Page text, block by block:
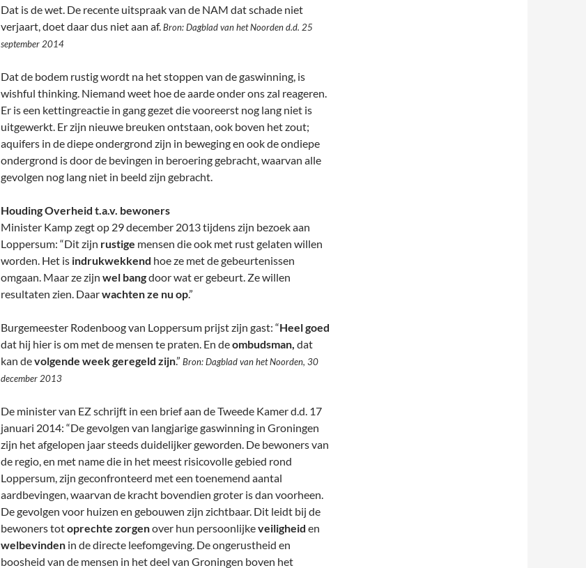
Dat is de wet. De recente uitspraak van de NAM dat schade niet
verjaart, doet daar dus niet aan af.Bron: Dagblad van het Noorden d.d. 25
september 2014
Dat de bodem rustig wordt na het stoppen van de gaswinning, is
wishful thinking. Niemand weet hoe de aarde onder ons zal reageren.
Er is een kettingreactie in gang gezet die vooreerst nog lang niet is
uitgewerkt. Er zijn nieuwe breuken ontstaan, ook boven het zout;
aquifers in de diepe ondergrond zijn in beweging en ook de ondiepe
ondergrond is door de bevingen in beroering gebracht, waarvan alle
gevolgen nog lang niet in beeld zijn gebracht.
Houding Overheid t.a.v. bewoners
Minister Kamp zegt op 29 december 2013 tijdens zijn bezoek aan
Loppersum: “Dit zijn rustige mensen die ook met rust gelaten willen
worden. Het is indrukwekkend hoe ze met de gebeurtenissen
omgaan. Maar ze zijn wel bangdoor wat er gebeurt. Ze willen
resultaten zien. Daarwachten ze nu op.”
Burgemeester Rodenboog van Loppersum prijst zijn gast: “Heel goed
dat hij hier is om met de mensen te praten. En deombudsman, dat
kan devolgende week geregeld zijn.” Bron: Dagblad van het Noorden, 30
december 2013
De minister van EZ schrijft in een brief aan de Tweede Kamer d.d. 17
januari 2014: “De gevolgen van langjarige gaswinning in Groningen
zijn het afgelopen jaar steeds duidelijker geworden. De bewoners van
de regio, en met name die in het meest risicovolle gebied rond
Loppersum, zijn geconfronteerd met een toenemend aantal
aardbevingen, waarvan de kracht bovendien groter is dan voorheen.
De gevolgen voor huizen en gebouwen zijn zichtbaar. Dit leidt bij de
bewoners totoprechte zorgenover hun persoonlijkeveiligheid en
welbevinden in de directe leefomgeving. De ongerustheid en
boosheid van de mensen in het deel van Groningen boven het